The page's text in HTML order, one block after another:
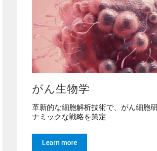
がん生物学
革新的な細胞解析技術で、がん細胞
ナミックな戦略を策定
Learn more